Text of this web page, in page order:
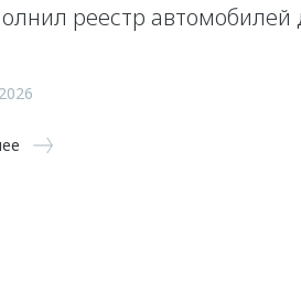
реестр автомобилей